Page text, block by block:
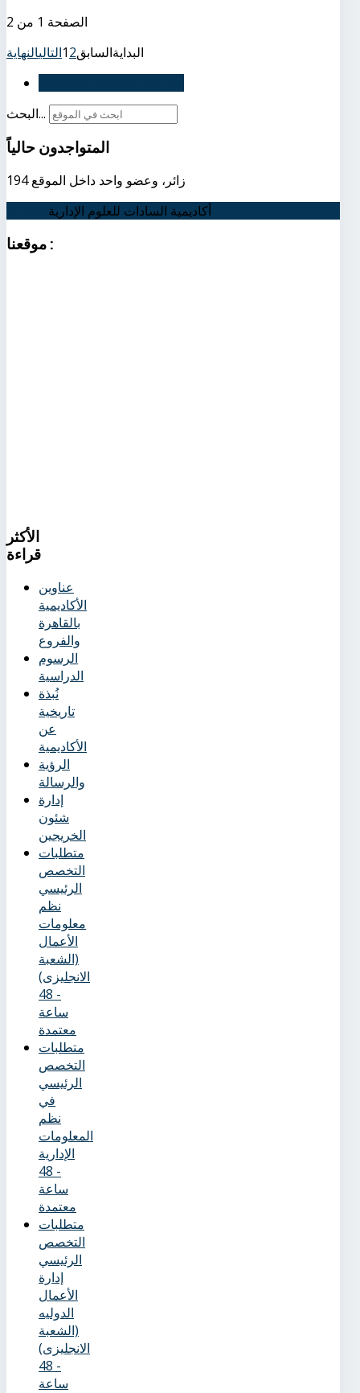
الصفحة 1 من 2
البدايةالسابق 12 التاليالنهاية
البحث...
المتواجدون حالياً
194 زائر، وعضو واحد داخل الموقع
أكاديمية السادات للعلوم الإدارية
:
الأكثر
قراءة
عناوين
الأكاديمية
بالقاهرة
والفروع
الرسوم
الدراسية
نُبذة
تاريخية
عن
الأكاديمية
الرؤية
والرسالة
إدارة
شئون
الخريجين
متطلبات
التخصص
الرئيسي
نظم
معلومات
الأعمال
(الشعبة
الانجليزى)
- 48
ساعة
معتمدة
متطلبات
التخصص
الرئيسي
في
نظم
المعلومات
الإدارية
- 48
ساعة
معتمدة
متطلبات
التخصص
الرئيسي
إدارة
الأعمال
الدوليه
(الشعبة
الانجليزى)
- 48
ساعة